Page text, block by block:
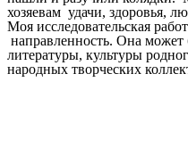
хозяевам удачи, здоровья,
Моя исследовательская
направленность. Она может
литературы, культуры
народных творческих